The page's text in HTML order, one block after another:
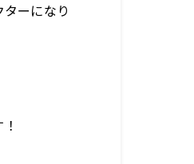
ーになり